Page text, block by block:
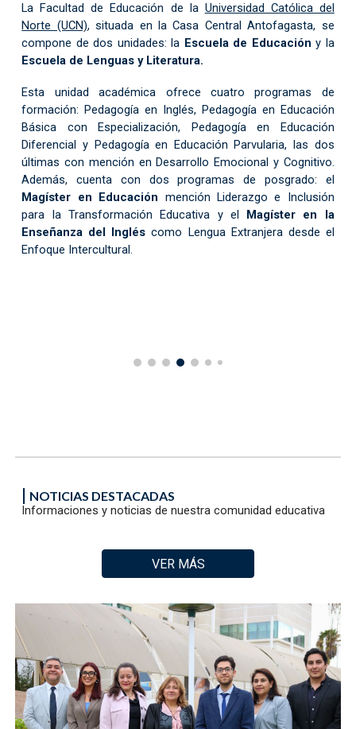
LaFacultad de Educación de la Universidad Católica del
Norte (UCN), situada en la Casa Central Antofagasta, se
compone de dos unidades: la Escuela de Educación y la
Escuela de Lenguas y Literatura.
Esta unidad académica ofrece cuatro programas de
formación: Pedagogía en Inglés, Pedagogía en Educación
Básica con Especialización, Pedagogía en Educación
Diferencial y Pedagogía en Educación Parvularia, las dos
últimas con mención enDesarrollo Emocional y Cognitivo.
Además, cuenta con dos programas de posgrado: el
Magíster en Educación mención Liderazgo e Inclusión
para la Transformación Educativa y el Magíster en la
Enseñanza del Inglés como Lengua Extranjera desde el
Enfoque Intercultural.
| NOTICIAS DESTACADAS
Informaciones y noticias de nuestra comunidad educativa
VER MÁS